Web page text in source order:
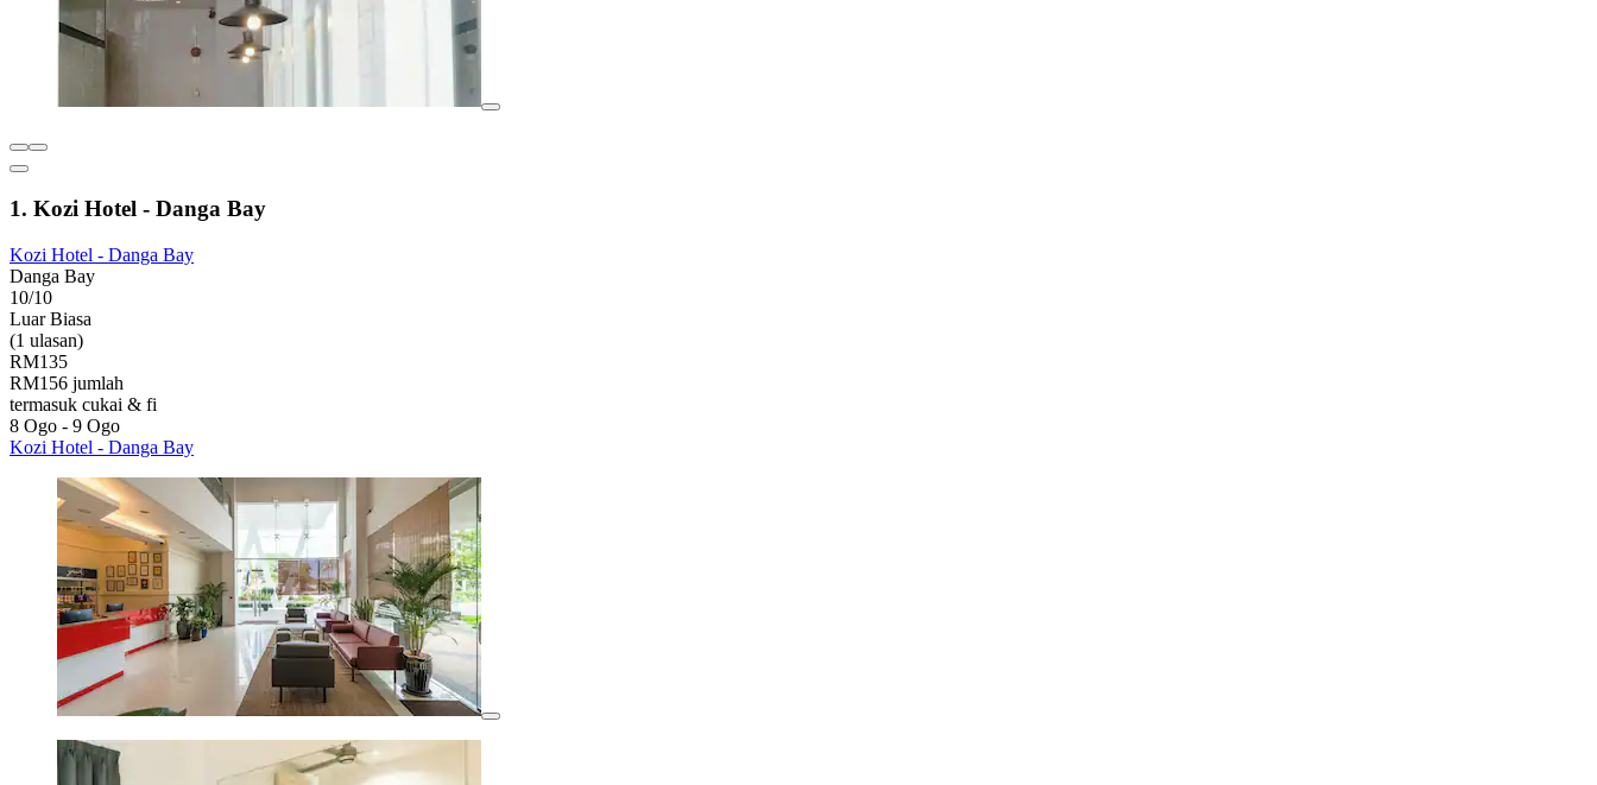
1. Kozi Hotel - Danga Bay
Kozi Hotel - Danga Bay
Danga Bay
10/10
Luar Biasa
(1 ulasan)
RM135
RM156 jumlah
termasuk cukai & fi
8 Ogo - 9 Ogo
Kozi Hotel - Danga Bay